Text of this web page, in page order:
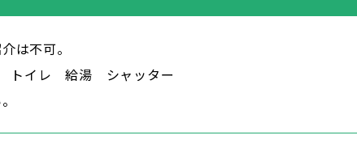
は不可。
トイレ 給湯 シャッター